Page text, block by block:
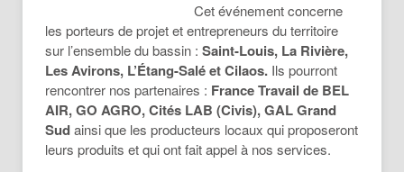
Cet événement concerne
les porteurs de projet et entrepreneurs du territoire
sur l’ensemble du bassin : Saint-Louis, La Rivière,
Les Avirons, L’Étang-Salé et Cilaos. Ils pourront
rencontrer nos partenaires : France Travail de BEL
AIR, GO AGRO, Cités LAB (Civis), GAL Grand
Sudainsi que les producteurs locaux qui proposeront
leurs produits et qui ont fait appel à nos services.